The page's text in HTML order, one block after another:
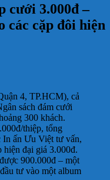
cưới 3.000đ –
các cặp đôi hiện
4, TP.HCM), cả
sách đám cưới
300 khách.
thiệp, tổng
In ấn Ưu Việt tư vấn,
hiện đại giá 3.000đ.
900.000đ – một
tư vào một album